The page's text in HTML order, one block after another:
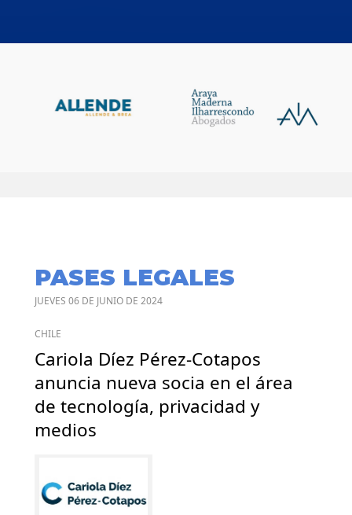
PASES LEGALES
JUEVES 06 DE JUNIO DE 2024
CHILE
Cariola Díez Pérez-Cotapos
anuncia nueva socia en el área
de tecnología, privacidad y
medios